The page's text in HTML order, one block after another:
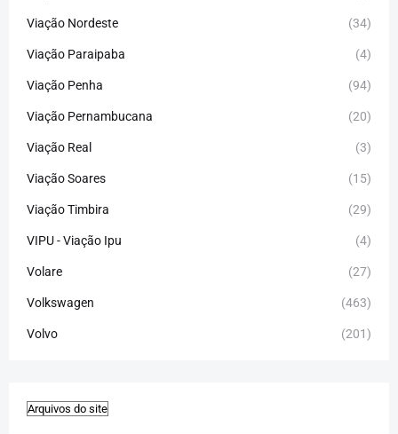
Viação Nordeste (34)
Viação Paraipaba (4)
Viação Penha (94)
Viação Pernambucana (20)
Viação Real (3)
Viação Soares (15)
Viação Timbira (29)
VIPU - Viação Ipu (4)
Volare (27)
Volkswagen (463)
Volvo (201)